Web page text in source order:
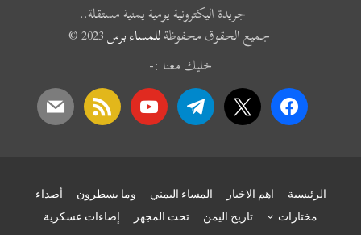
جريدة اليكترونية يومية يمنية مستقلة..
جميع الحقوق محفوظةللمساء برس
خليك معنا :-
facebook
x
telegram
youtube
rss
mail
الرئيسية اهم الاخبار المساء اليمني وما يسطرون
أصداء
مختارات
تاريخ اليمن تحت المجهر إضاءات عسكرية